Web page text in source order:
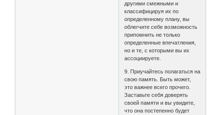
другими смежными и
классифицируя их по
определенному плану, вы
облегчите себе возможность
припомнить не только
определенные впечатления,
но и те, с которыми вы их
ассоциируете.
9. Приучайтесь полагаться на
свою память. Быть может,
это важнее всего прочего.
Заставьте себя доверять
своей памяти и вы увидите,
что она постепенно будет